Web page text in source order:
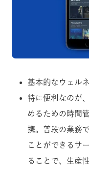
基本的なウェル
特に便利なのが、
めるための時間
携。普段の業務
ことができるサ
ることで、生産